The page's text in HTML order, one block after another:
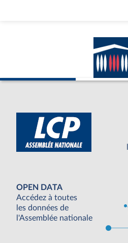
OPEN DATA
Accédez à toutes
les données de
l'Assemblée nationale